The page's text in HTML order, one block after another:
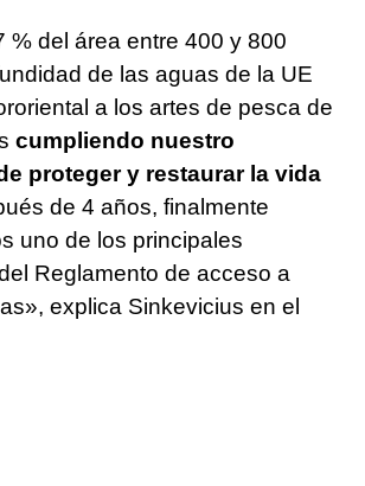
% del área entre 400 y 800
de las aguas de la UE
a los artes de pesca de
cumpliendo nuestro
proteger y restaurar la vida
de 4 años, finalmente
uno de los principales
Reglamento de acceso a
explica Sinkevicius en el